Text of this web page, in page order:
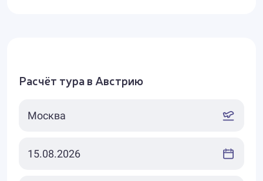
Расчёт тура в Австрию